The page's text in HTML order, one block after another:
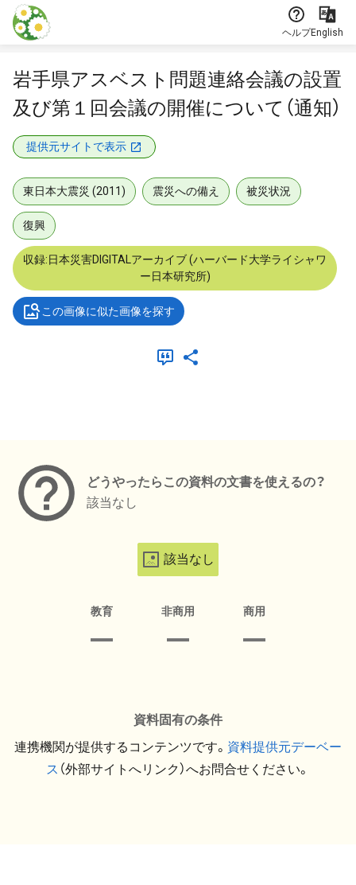
本文に飛ぶ
ヘルプEnglish
岩手県アスベスト問題連絡会議の設置
及び第１回会議の開催について（通知）
提供元サイトで表示
東日本大震災 (2011) 震災への備え 被災状況
復興
収録:日本災害DIGITALアーカイブ (ハーバード大学ライシャワ
ー日本研究所)
この画像に似た画像を探す
どうやったらこの資料の文書を使えるの？
該当なし
該当なし
教育 非商用 商用
資料固有の条件
連携機関が提供するコンテンツです。 資料提供元デーベー
ス （外部サイトへリンク）へお問合せください。